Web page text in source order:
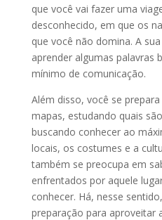
que você vai fazer uma
desconhecido, em que os
que você não domina. A
aprender algumas palavras
mínimo de comunicação.
Além disso, você se
mapas, estudando quais
buscando conhecer ao
locais, os costumes e a
também se preocupa em
enfrentados por aquele
conhecer. Há, nesse
preparação para aproveitar